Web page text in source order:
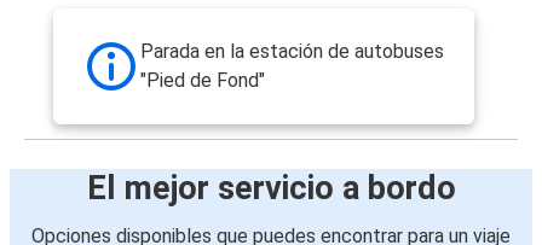
Parada en la estación de autobuses
"Pied de Fond"
El mejor servicio a bordo
Opciones disponibles que puedes encontrar para un viaje